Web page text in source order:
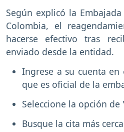
Según explicó la
Colombia, el
hacerse efectivo tras
enviado desde la entidad.
Ingrese a su cuenta
que es oficial de la
Seleccione la opción
Busque la cita más